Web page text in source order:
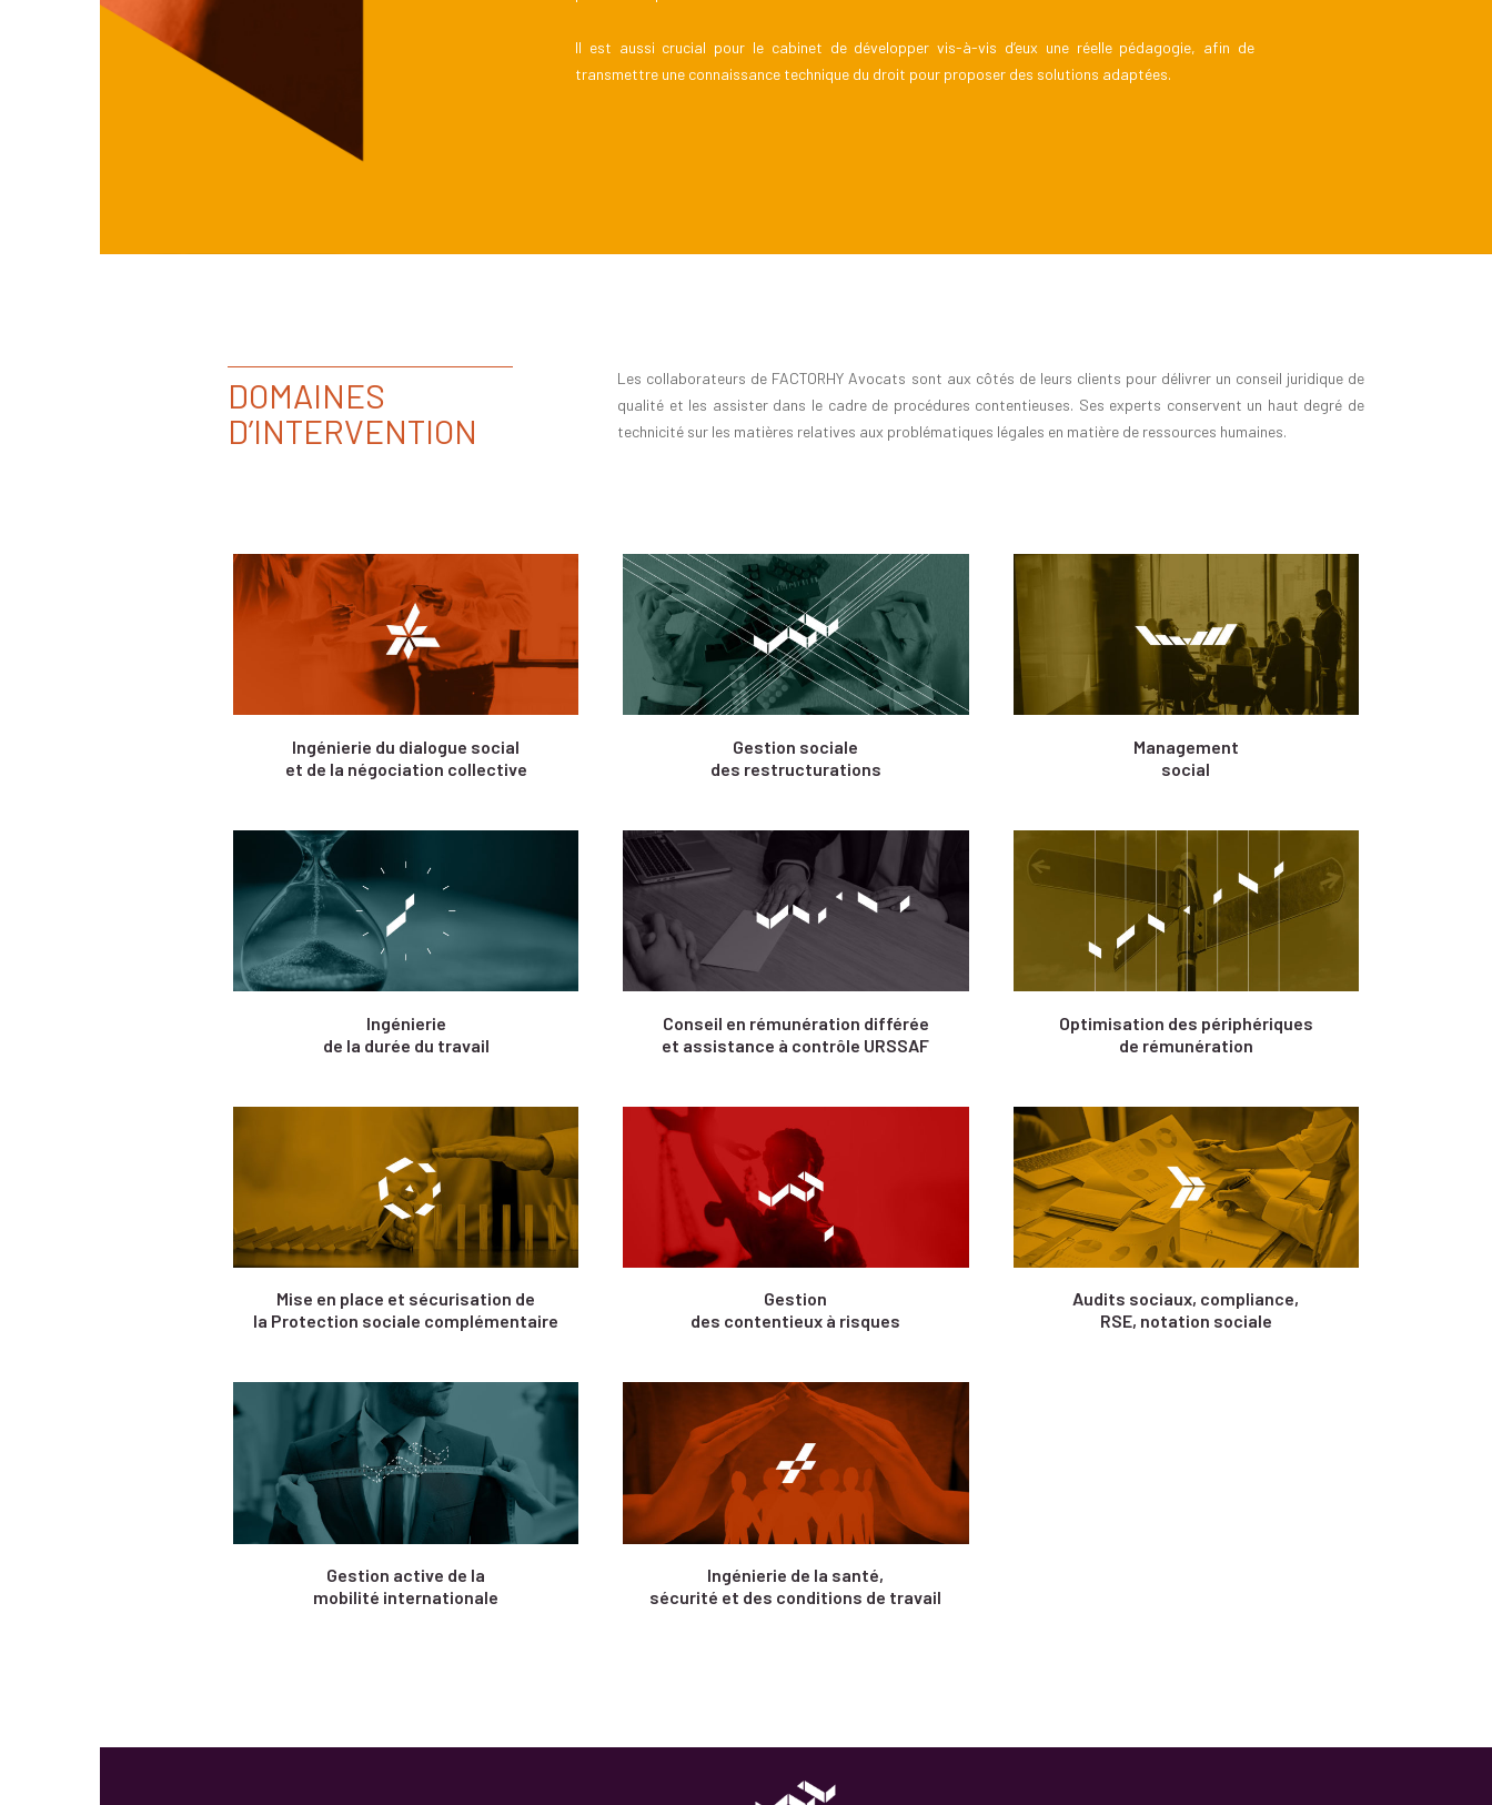
Il est aussi crucial pour le cabinet de développer vis-à-vis d’eux une réelle pédagogie, afin de
transmettre une connaissance technique du droit pour proposer des solutions adaptées.
DOMAINES
D’INTERVENTION
Les collaborateurs de FACTORHY Avocats sont aux côtés de leurs clients pour délivrer un conseil juridique de
qualité et les assister dans le cadre de procédures contentieuses. Ses experts conservent un haut degré de
technicité sur les matières relatives aux problématiques légales en matière de ressources humaines.
Ingénierie du dialogue social
et de la négociation collective
Gestion sociale
des restructurations
Management
social
Ingénierie
de la durée du travail
Conseil en rémunération différée
et assistance à contrôle URSSAF
Optimisation des périphériques
de rémunération
Mise en place et sécurisation de
la Protection sociale complémentaire
Gestion
des contentieux à risques
Audits sociaux, compliance,
RSE, notation sociale
Gestion active de la
mobilité internationale
Ingénierie de la santé,
sécurité et des conditions de travail